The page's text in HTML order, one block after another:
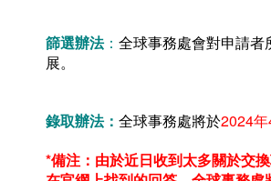
篩選辦法： 全球事務處會對申請
展。
錄取辦法： 全球事務處將於2024
*備注：由於近日收到太多關於交